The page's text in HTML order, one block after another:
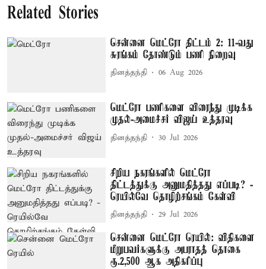
Related Stories
சென்னை மெட்ரோ திட்டம் 2: 11-வது
சுரங்கம் தோண்டும் பணி நிறைவு
தினத்தந்தி 06 Aug 2026
மெட்ரோ பணிகளை விரைந்து முடிக்க
முதல்-அமைச்சர் விஜய் உத்தரவு
தினத்தந்தி 30 Jul 2026
சிறிய நகரங்களில் மெட்ரோ
திட்டத்துக்கு அனுமதித்தது எப்படி? -
ரெயில்வே தொழிற்சங்கம் கேள்வி
தினத்தந்தி 29 Jul 2026
சென்னை மெட்ரோ ரெயில்: விதிகளை
மீறுபவர்களுக்கு அபராதத் தொகை
ரூ.2,500 ஆக அதிகரிப்பு